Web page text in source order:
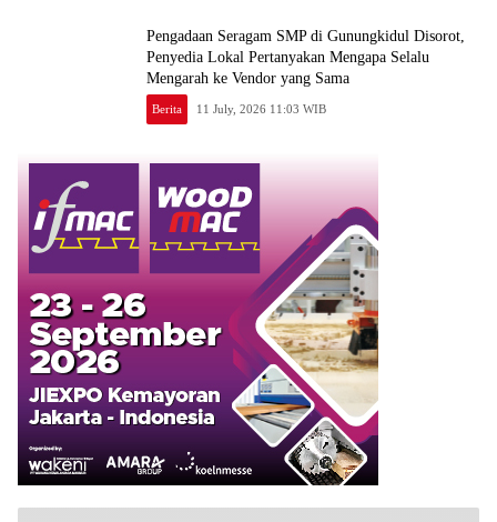
Pengadaan Seragam SMP di Gunungkidul Disorot,
Penyedia Lokal Pertanyakan Mengapa Selalu
Mengarah ke Vendor yang Sama
Berita 11 July, 2026 11:03 WIB